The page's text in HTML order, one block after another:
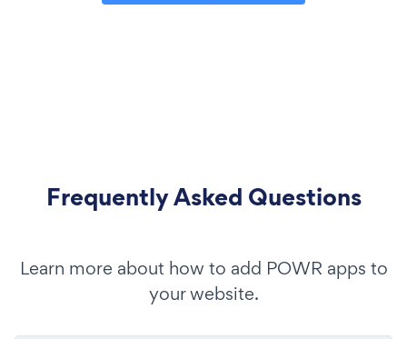
Frequently Asked Questions
Learn more about how to add POWR apps to
your website.